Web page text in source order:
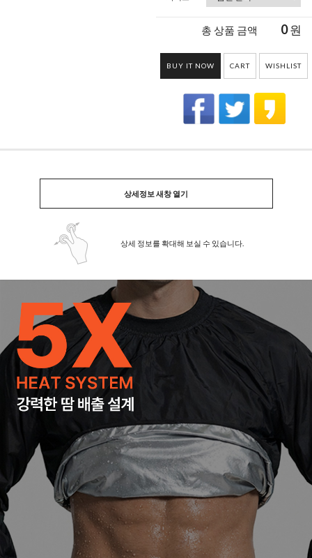
총 상품 금액 0원
BUY IT NOW CART WISHLIST
상세정보 새창 열기
상세 정보를 확대해 보실 수 있습니다.